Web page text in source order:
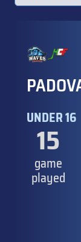
UNDER 16
15
game
played